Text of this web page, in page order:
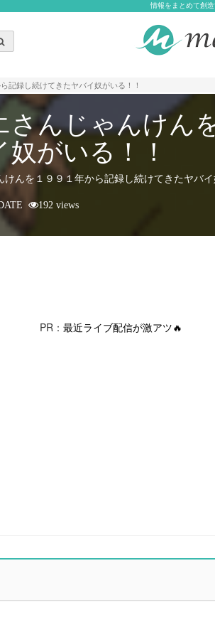
情報をまとめて創
記録し続けてきたヤバイ奴がいる！！
さんじゃんけん
奴がいる！！
けんを１９９１年から記録し続けてきたヤバ
192 views
PR： 最近ライブ配信が激アツ🔥